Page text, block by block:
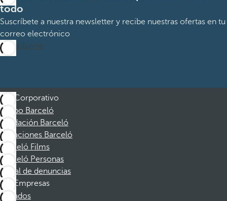
todo
Suscríbete a nuestra newsletter y recibe nuestras ofertas en tu
correo electrónico
Suscribirme
Corporativo
Grupo Barceló
Fundación Barceló
Vacaciones Barceló
Barceló Films
Barceló Personas
Canal de denuncias
Empresas
Afiliados